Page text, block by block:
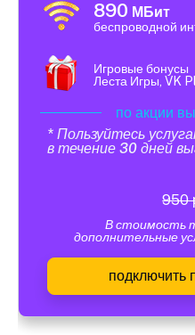
890 МБит
беспроводной
Игровые бонусы
Леста Игры, VK
по акции
* Пользуйтесь
в течение 30 дней
950
В стоимость
дополнительные
подключить